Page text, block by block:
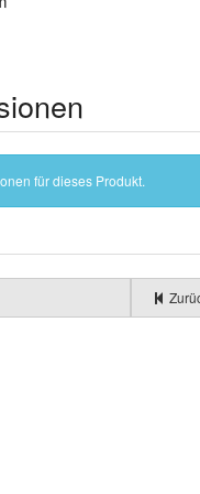
für dieses Produkt.